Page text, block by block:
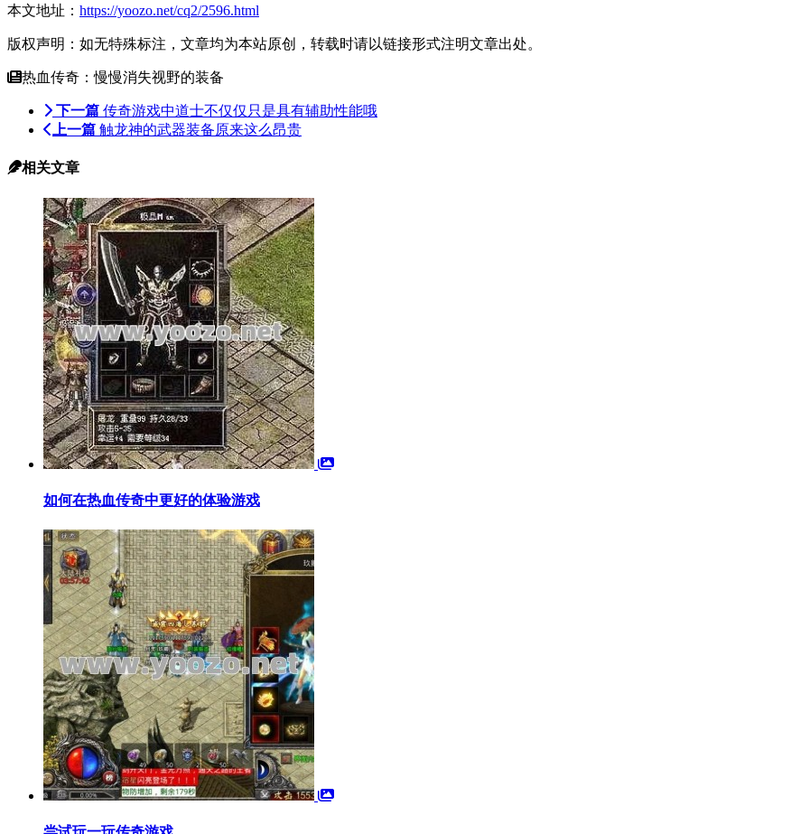
本文地址： https://yoozo.net/cq2/2596.html
版权声明：如无特殊标注，文章均为本站原创，转载时请以链接形式注明文章出处。
热血传奇：慢慢消失视野的装备
下一篇 传奇游戏中道士不仅仅只是具有辅助性能哦
上一篇 触龙神的武器装备原来这么昂贵
相关文章
如何在热血传奇中更好的体验游戏